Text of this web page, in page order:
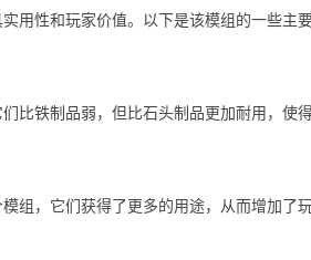
性和玩家价值。以下是该模组的一些主要
铁制品弱，但比石头制品更加耐用，使
，它们获得了更多的用途，从而增加了玩